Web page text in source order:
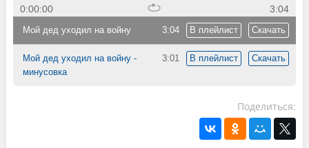
0:00:00 3:04
3:04 В плейлист Скачать
Мой дед уходил на войну
3:01 В плейлист Скачать
Мой дед уходил на войну -
минусовка
Поделиться: